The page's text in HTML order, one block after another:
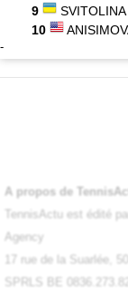
9
SVITOLINA
10
-
A propos de
TennisActu est édité
Agency
17 rue de la Suarlée,
SPRLS BE